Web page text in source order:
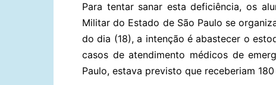
Para tentar sanar esta deficiência, os
Militar do Estado de São Paulo se
do dia (18), a intenção é abastecer o
casos de atendimento médicos de
Paulo, estava previsto que receberiam